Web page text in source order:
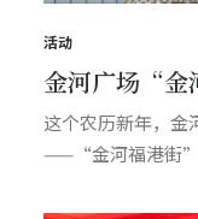
活动
金河广场“金
这个农历新年，金
——“金河福港街”